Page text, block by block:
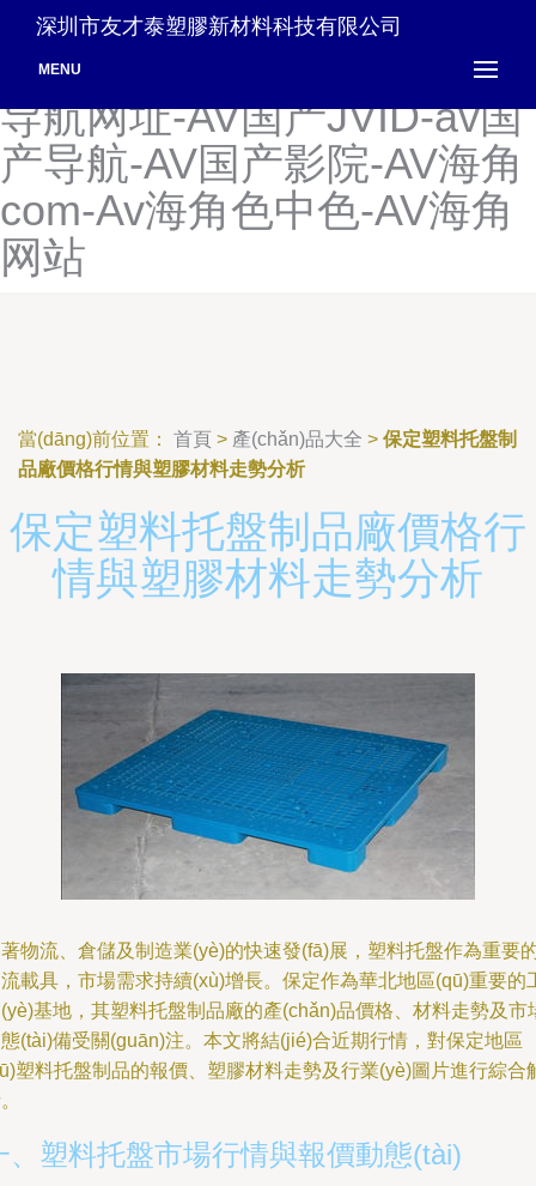
av高清颜射人妻-av高清影
视-av官方永久网站-av官网
导航网址-AV国产JVID-av国
产导航-AV国产影院-AV海角
com-Av海角色中色-AV海角
网站
深圳市友才泰塑膠新材料科技有限公司
MENU
當(dāng)前位置： 首頁 > 產(chǎn)品大全 > 保定塑料托盤制
品廠價格行情與塑膠材料走勢分析
保定塑料托盤制品廠價格行
情與塑膠材料走勢分析
物流、倉儲及制造業(yè)的快速發(fā)展，塑料托盤作為重要
載具，市場需求持續(xù)增長。保定作為華北地區(qū)重要的
基地，其塑料托盤制品廠的產(chǎn)品價格、材料走勢及市
(tài)備受關(guān)注。本文將結(jié)合近期行情，對保定地區
塑料托盤制品的報價、塑膠材料走勢及行業(yè)圖片進行綜合
、塑料托盤市場行情與報價動態(tài)